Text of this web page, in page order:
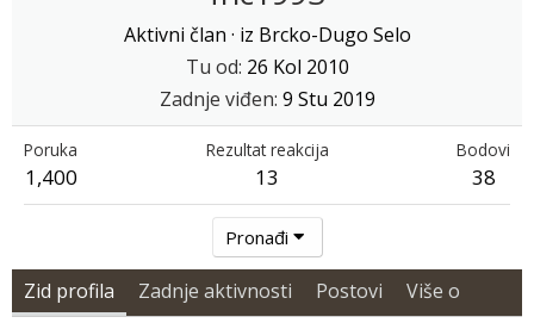
Aktivni član · iz Brcko-Dugo Selo
Tu od 26 Kol 2010
Zadnje viđen 9 Stu 2019
Poruka
1,400
Rezultat reakcija
13
Bodovi
38
Pronađi
Zid profila Zadnje aktivnosti Postovi Više o